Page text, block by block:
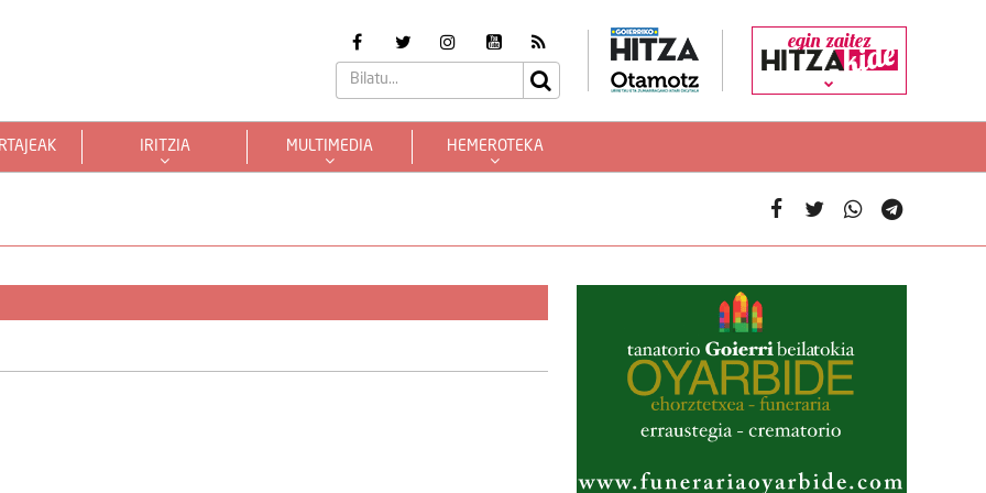
egin zaitez
IRITZIA MULTIMEDIA HEMEROTEKA